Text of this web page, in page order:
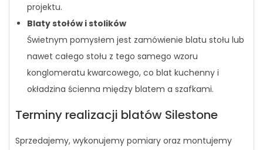
projektu.
Blaty stołów i stolików
Świetnym pomysłem jest zamówienie blatu stołu lub
nawet całego stołu z tego samego wzoru
konglomeratu kwarcowego, co blat kuchenny i
okładzina ścienna między blatem a szafkami.
Terminy realizacji blatów Silestone
Sprzedajemy, wykonujemy pomiary oraz montujemy